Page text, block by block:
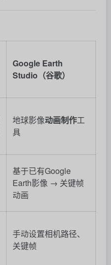
Google Earth
Studio（谷歌）
地球影像动画制作工
具
基于已有Google
Earth影像 → 关键帧
动画
手动设置相机路径、
关键帧